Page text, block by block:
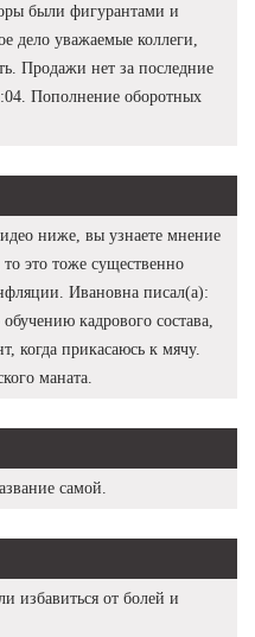
были фигурантами и
дело уважаемые коллеги,
Продажи нет за последние
Пополнение оборотных
ниже, вы узнаете мнение
это тоже существенно
Ивановна писал(а):
кадрового состава,
когда прикасаюсь к мячу.
маната.
самой.
избавиться от болей и